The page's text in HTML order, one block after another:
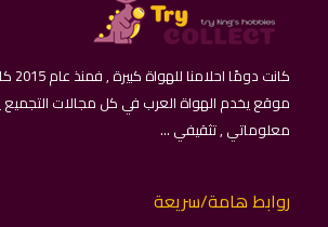
موقع يخدم الهواة العرب في كل مجالات التجميع
معلوماتي , تثقيفي ...
روابط هامة/سريعة